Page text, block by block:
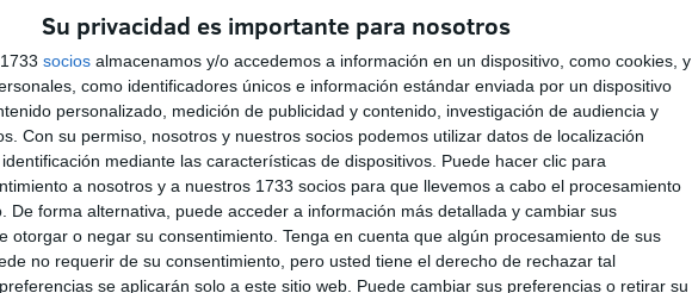
Su privacidad es importante para nosotros
socios almacenamos y/o accedemos a información en un dispositivo, como cookies, y
como identificadores únicos e información estándar enviada por un dispositivo
personalizado, medición de publicidad y contenido, investigación de audiencia y
Con su permiso, nosotros y nuestros socios podemos utilizar datos de localización
mediante las características de dispositivos. Puede hacer clic para
a nosotros y a nuestros 1733 socios para que llevemos a cabo el procesamiento
De forma alternativa, puede acceder a información más detallada y cambiar sus
otorgar o negar su consentimiento. Tenga en cuenta que algún procesamiento de sus
no requerir de su consentimiento, pero usted tiene el derecho de rechazar tal
se aplicarán solo a este sitio web. Puede cambiar sus preferencias o retirar su
Solidaridad carga contra la
gestión del Ingesa tras la
crisis en Ceuta: "Los
sanitarios han sido
abandonados"
Treinta duchas y diez baños
para atender a los